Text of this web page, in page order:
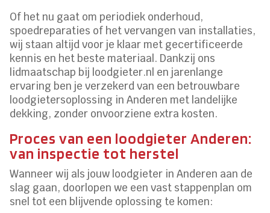
Of het nu gaat om periodiek onderhoud,
spoedreparaties of het vervangen van installaties,
wij staan altijd voor je klaar met gecertificeerde
kennis en het beste materiaal. Dankzij ons
lidmaatschap bij loodgieter.nl en jarenlange
ervaring ben je verzekerd van een betrouwbare
loodgietersoplossing in Anderen met landelijke
dekking, zonder onvoorziene extra kosten.
Proces van een loodgieter Anderen:
van inspectie tot herstel
Wanneer wij als jouw loodgieter in Anderen aan de
slag gaan, doorlopen we een vast stappenplan om
snel tot een blijvende oplossing te komen: